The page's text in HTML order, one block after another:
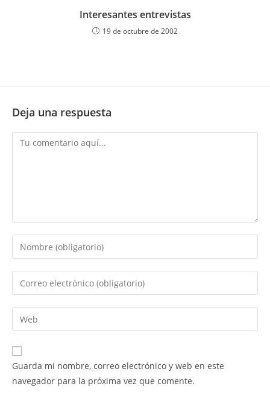
Interesantes entrevistas
19 de octubre de 2002
Deja una respuesta
Comentario
Introduce
tu
nombre
de
usuario
para
comentar
Introduce
tu
dirección
de
electrónico
para
comentar
Introduce
la
URL
de
Guarda mi nombre, correo electrónico y web en este
navegador para la próxima vez que comente.